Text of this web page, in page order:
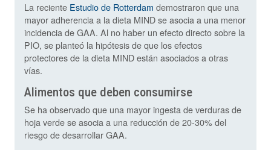
La reciente Estudio de Rotterdam demostraron que una
mayor adherencia a la dieta MIND se asocia a una menor
incidencia de GAA. Al no haber un efecto directo sobre la
PIO, se planteó la hipótesis de que los efectos
protectores de la dieta MIND están asociados a otras
vías.
Alimentos que deben consumirse
Se ha observado que una mayor ingesta de verduras de
hoja verde se asocia a una reducción de 20-30% del
riesgo de desarrollar GAA.